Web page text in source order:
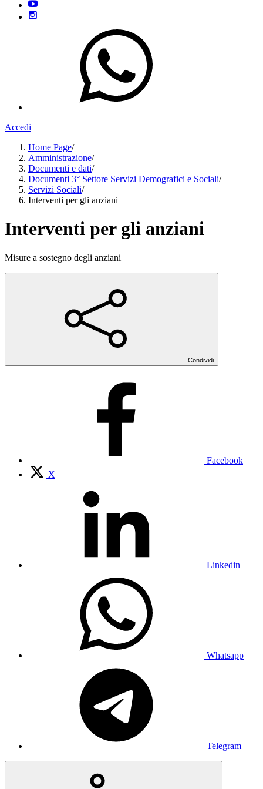
Accedi
Home Page/
Amministrazione/
Documenti e dati/
Documenti 3° Settore Servizi Demografici e Sociali/
Servizi Sociali/
Interventi per gli anziani
Interventi per gli anziani
Misure a sostegno degli anziani
Condividi
Facebook
X
Linkedin
Whatsapp
Telegram